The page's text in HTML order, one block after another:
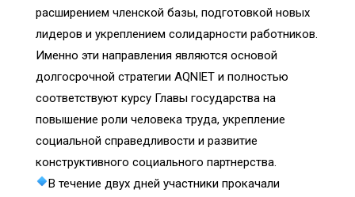
расширением членской базы, подготовкой новых
лидеров и укреплением солидарности работников.
Именно эти направления являются основой
долгосрочной стратегии AQNIET и полностью
соответствуют курсу Главы государства на
повышение роли человека труда, укрепление
социальной справедливости и развитие
конструктивного социального партнерства.
В течение двух дней участники прокачали